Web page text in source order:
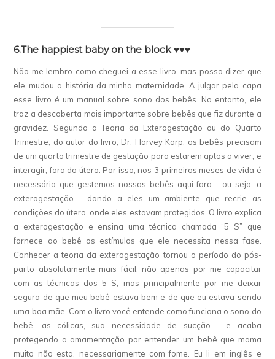
6.The happiest baby on the block♥♥♥
Não me lembro como cheguei a esse livro, mas posso dizer que
ele mudou a história da minha maternidade. A julgar pela capa
esse livro é um manual sobre sono dos bebês. No entanto, ele
traz a descoberta mais importante sobre bebês que fiz durante a
gravidez. Segundo a Teoria da Exterogestação ou do Quarto
Trimestre, do autor do livro, Dr. Harvey Karp, os bebês precisam
de um quarto trimestre de gestação para estarem aptos a viver, e
interagir, fora do útero. Por isso, nos 3 primeiros meses de vida é
necessário que gestemos nossos bebês aqui fora - ou seja, a
exterogestação - dando a eles um ambiente que recrie as
condições do útero, onde eles estavam protegidos. O livro explica
a exterogestação e ensina uma técnica chamada “5 S” que
fornece ao bebê os estímulos que ele necessita nessa fase.
Conhecer a teoria da exterogestação tornou o período do pós-
parto absolutamente mais fácil, não apenas por me capacitar
com as técnicas dos 5 S, mas principalmente por me deixar
segura de que meu bebê estava bem e de que eu estava sendo
uma boa mãe. Com o livro você entende como funciona o sono do
bebê, as cólicas, sua necessidade de sucção - e acaba
protegendo a amamentação por entender um bebê que mama
muito não esta, necessariamente com fome. Eu li em inglês e